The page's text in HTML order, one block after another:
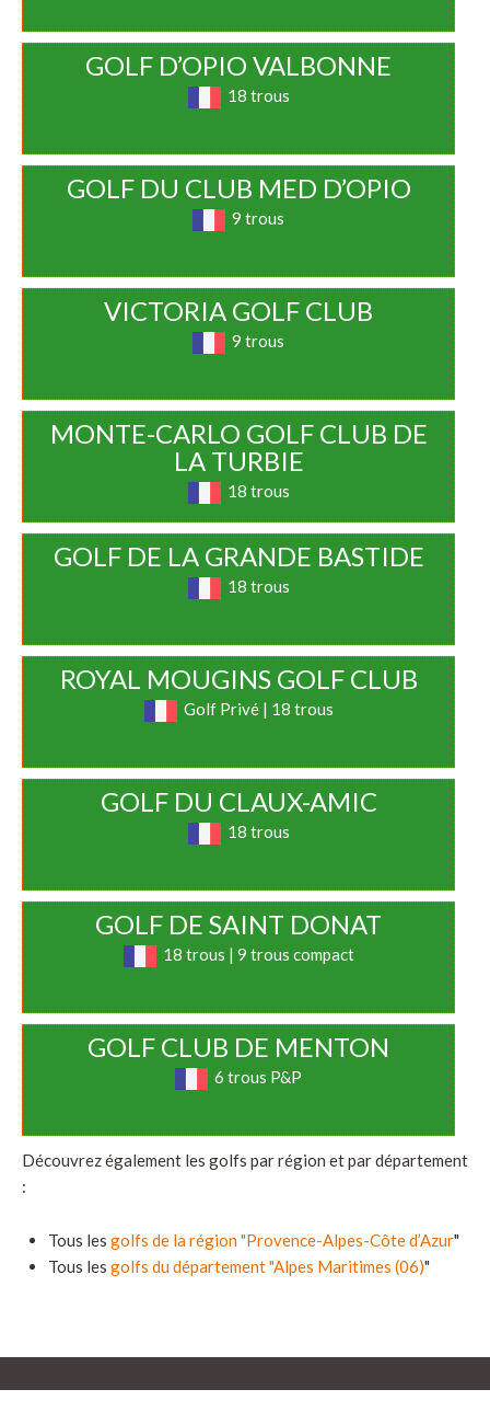
GOLF D’OPIO VALBONNE
18 trous
GOLF DU CLUB MED D’OPIO
9 trous
VICTORIA GOLF CLUB
9 trous
MONTE-CARLO GOLF CLUB DE
LA TURBIE
18 trous
GOLF DE LA GRANDE BASTIDE
18 trous
ROYAL MOUGINS GOLF CLUB
Golf Privé | 18 trous
GOLF DU CLAUX-AMIC
18 trous
GOLF DE SAINT DONAT
18 trous | 9 trous compact
GOLF CLUB DE MENTON
6 trous P&P
Découvrez également les golfs par région et par département
:
Tous les golfs de la région "Provence-Alpes-Côte d’Azur"
Tous les golfs du département "Alpes Maritimes (06)"